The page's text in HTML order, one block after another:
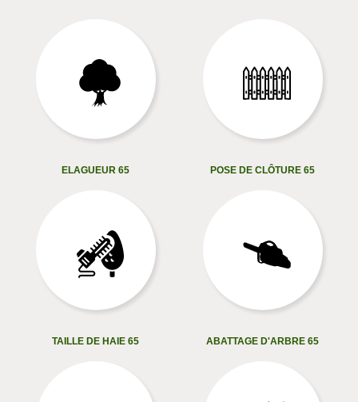
ELAGUEUR 65 POSE DE CLÔTURE 65
TAILLE DE HAIE 65 ABATTAGE D'ARBRE 65